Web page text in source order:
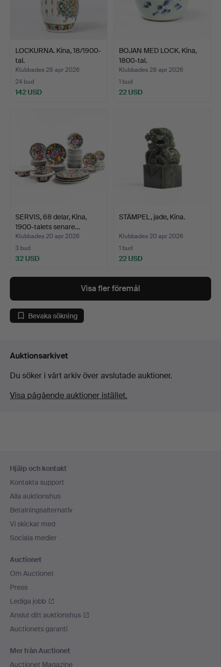
LOCKURNA. Kina, 18/1900-
tal.
Klubbades 28 apr 2026
24 bud
142 USD
BOJAN MED LOCK. Kina,
1800-tal.
Klubbades 28 apr 2026
1 bud
22 USD
SERVIS, 68 delar, Kina,
1900-talets senare…
Klubbades 20 apr 2026
3 bud
32 USD
STÄMPEL, jade, Kina.
Klubbades 20 apr 2026
1 bud
22 USD
Visa fler föremål
Bevaka sökning
Auktionsarkivet
Du söker i vårt arkiv över avslutade auktioner.
Visa pågående auktioner istället.
Hjälp och kontakt
Kontakta support
Alla auktionshus
Betalningsalternativ
Vi skickar med
Sociala medier
Auctionet
Om Auctionet
Press
Lediga jobb
Anslut ditt auktionshus
Auctionets garanti
Mer från Auctionet
Auctionet Magazine